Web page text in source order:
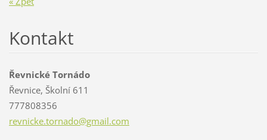
Kontakt
Řevnické Tornádo
Řevnice, Školní 611
777808356
revnicke.tornado@gmail.com